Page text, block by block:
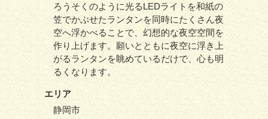
ろうそくのように光るLEDライトを和紙の
笠でかぶせたランタンを同時にたくさん夜
空へ浮かべることで、幻想的な夜空空間を
作り上げます。願いとともに夜空に浮き上
がるランタンを眺めているだけで、心も明
るくなります。
エリア
静岡市